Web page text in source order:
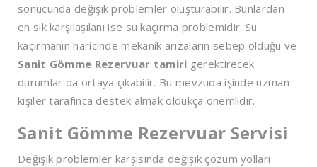
sonucunda değişik problemler oluşturabilir. Bunlardan
en sık karşılaşılanı ise su kaçırma problemidir. Su
kaçırmanın haricinde mekanik arızaların sebep olduğu ve
Sanit Gömme Rezervuar tamiri gerektirecek
durumlar da ortaya çıkabilir. Bu mevzuda işinde uzman
kişiler tarafınca destek almak oldukça önemlidir.
Sanit Gömme Rezervuar Servisi
Değişik problemler karşısında değişik çözüm yolları